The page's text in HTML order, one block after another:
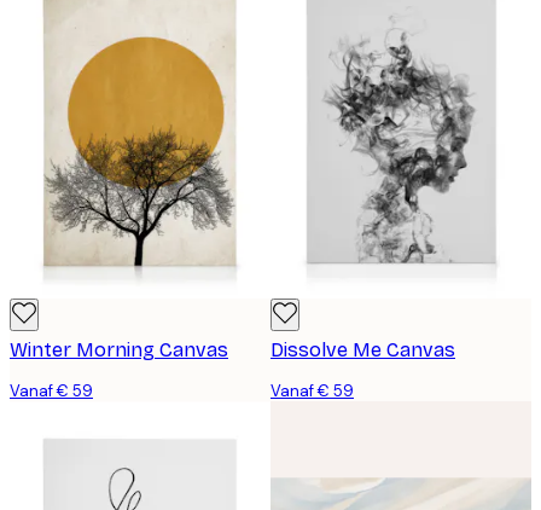
Winter Morning Canvas
Vanaf € 59
Dissolve Me Canvas
Vanaf € 59